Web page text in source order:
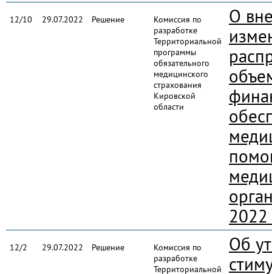
12/10 29.07.2022 Решение
Комиссия по
разработке
Территориальной
программы
обязательного
медицинского
страхования
Кировской
области
О
2022
12/2 29.07.2022 Решение
Комиссия по
разработке
Территориальной
Об